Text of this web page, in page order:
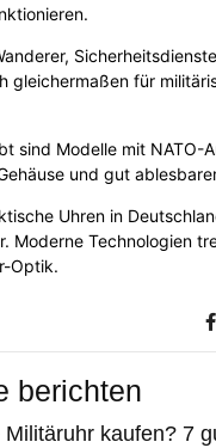
gleichermaßen für
sind Modelle mit NATO-
und gut
Uhren in
Moderne Technologien
Optik.
berichten
Militäruhr kaufen? 7